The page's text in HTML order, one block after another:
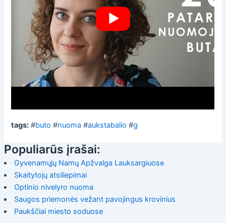
tags: #buto #nuoma #aukstabalio #g
Populiarūs įrašai:
Gyvenamųjų Namų Apžvalga Lauksargiuose
Skaitytojų atsiliepimai
Optinio nivelyro nuoma
Saugos priemonės vežant pavojingus krovinius
Paukščiai miesto soduose